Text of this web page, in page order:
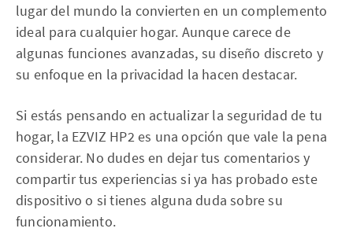
lugar del mundo la convierten en un complemento
ideal para cualquier hogar. Aunque carece de
algunas funciones avanzadas, su diseño discreto y
su enfoque en la privacidad la hacen destacar.
Si estás pensando en actualizar la seguridad de tu
hogar, la EZVIZ HP2 es una opción que vale la pena
considerar. No dudes en dejar tus comentarios y
compartir tus experiencias si ya has probado este
dispositivo o si tienes alguna duda sobre su
funcionamiento.